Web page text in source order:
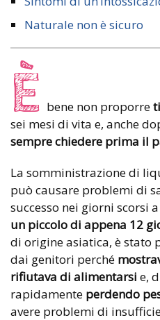
Naturale non è sicuro
È bene non proporre
sei mesi di vita e, anche
sempre chiedere prima il
La somministrazione di
può causare problemi di
successo nei giorni scorsi a
un piccolo di appena 12
di origine asiatica, è stato
dai genitori perché
rifiutava di alimentarsi e,
rapidamente perdendo
avere problemi di